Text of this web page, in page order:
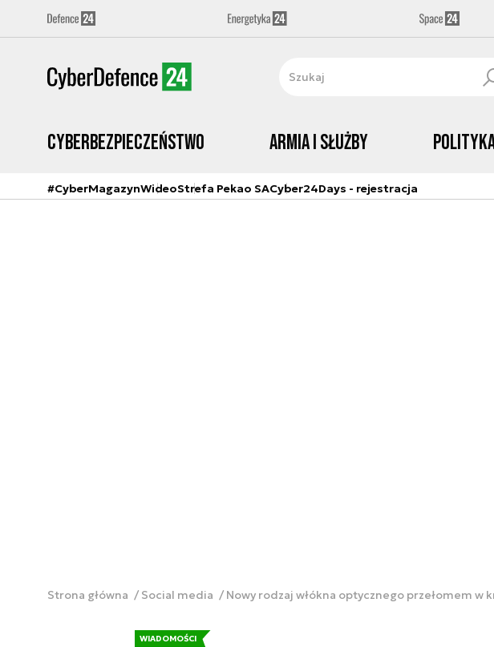
Cyberbezpieczeństwo Armia i Służby
#CyberMagazynWideoStrefa Pekao SACyber24Days - rejestracja
Strona główna Social media Nowy rodzaj włókna optycznego przełomem w
WIADOMOŚCI